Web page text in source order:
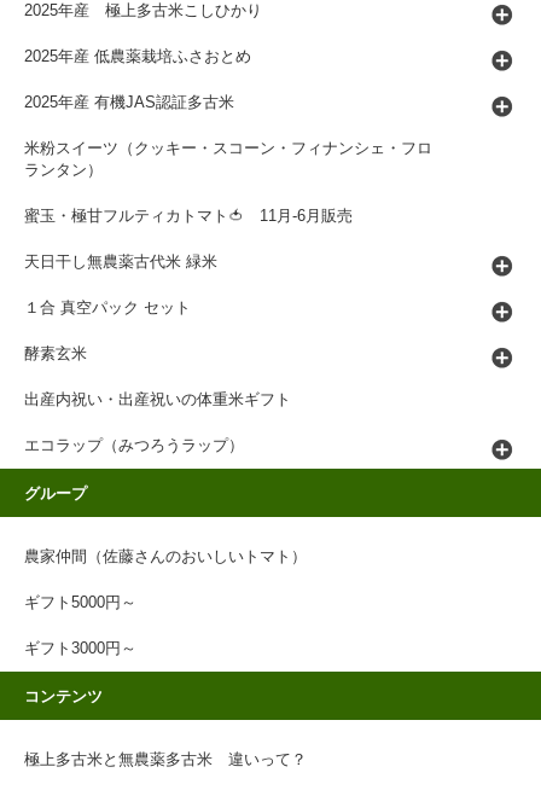
2025年産 極上多古米こしひかり
2025年産 低農薬栽培ふさおとめ
2025年産 有機JAS認証多古米
米粉スイーツ（クッキー・スコーン・フィナンシェ・フロ
ランタン）
蜜玉・極甘フルティカトマト🍅 11月-6月販売
天日干し無農薬古代米 緑米
１合 真空パック セット
酵素玄米
出産内祝い・出産祝いの体重米ギフト
エコラップ（みつろうラップ）
グループ
農家仲間（佐藤さんのおいしいトマト）
ギフト5000円～
ギフト3000円～
コンテンツ
極上多古米と無農薬多古米 違いって？